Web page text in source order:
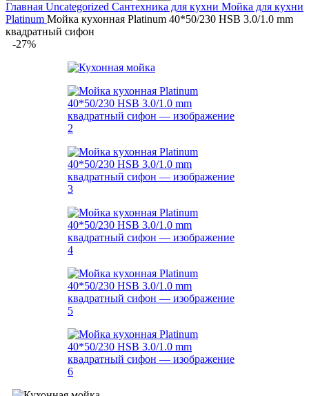
Главная Uncategorized Сантехника для кухни Мойка для кухни
Platinum Мойка кухонная Platinum 40*50/230 HSB 3.0/1.0 mm
квадратный сифон
-27%